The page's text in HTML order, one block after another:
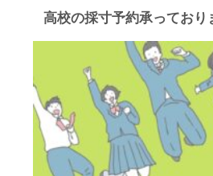
高校の採寸予約承っており